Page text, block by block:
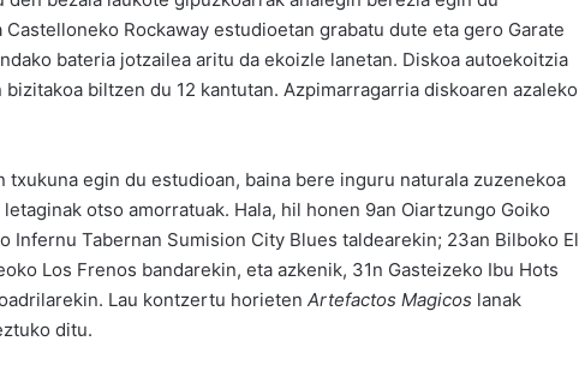
Rockaway estudioetan grabatu dute eta gero Garate
bateria jotzailea aritu da ekoizle lanetan. Diskoa autoekoitzia
biltzen du 12 kantutan. Azpimarragarria diskoaren azaleko
txukuna egin du estudioan, baina bere inguru naturala zuzenekoa
otso amorratuak. Hala, hil honen 9an Oiartzungo Goiko
Infernu Tabernan Sumision City Blues taldearekin; 23an Bilboko El
Los Frenos bandarekin, eta azkenik, 31n Gasteizeko Ibu Hots
Lau kontzertu horieten Artefactos Magicos lanak
ditu.